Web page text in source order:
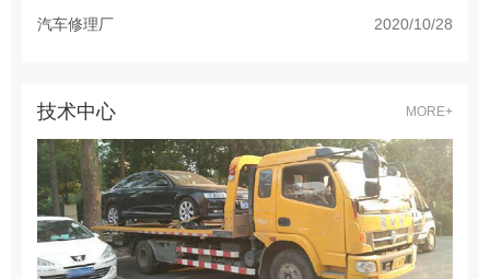
2020/10/28
汽车修理厂
技术中心 MORE+